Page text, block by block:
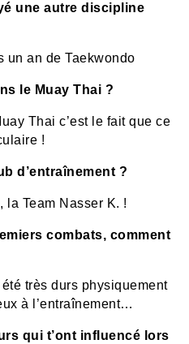
une autre discipline
un an de Taekwondo
le Muay Thai ?
Thai c’est le fait que ce
!
d’entraînement ?
la Team Nasser K. !
combats, comment
très durs physiquement
à l’entraînement…
qui t’ont influencé lors